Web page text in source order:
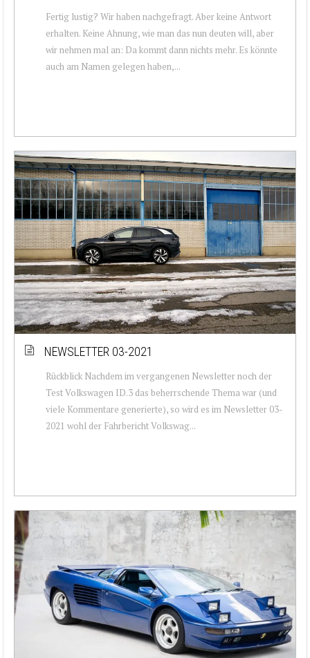
Fertig lustig? Wir haben nachgefragt. Aber keine Antwort
erhalten. Keine Ahnung, wie man das nun deuten will, aber
wir nehmen mal an: Da kommt dann nichts mehr. Es könnte
auch am Namen gelegen haben,...
NEWSLETTER 03-2021
Rückblick Nachdem im vergangenen Newsletter noch der
Test Volkswagen ID.3 das beherrschende Thema war (und
viele Kommentare generierte), so wird es im Newsletter 03-
2021 wohl der Fahrbericht Volkswag...